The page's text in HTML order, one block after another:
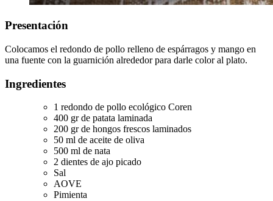
Presentación
Colocamos el redondo de pollo relleno de espárragos y mango en
una fuente con la guarnición alrededor para darle color al plato.
Ingredientes
1 redondo de pollo ecológico Coren
400 gr de patata laminada
200 gr de hongos frescos laminados
50 ml de aceite de oliva
500 ml de nata
2 dientes de ajo picado
Sal
AOVE
Pimienta